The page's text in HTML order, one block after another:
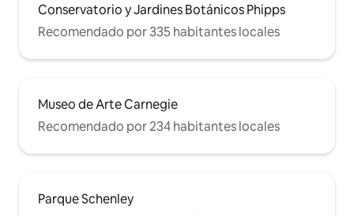
Conservatorio y Jardines Botánicos Phipps
Recomendado por 335 habitantes locales
Museo de Arte Carnegie
Recomendado por 234 habitantes locales
Parque Schenley